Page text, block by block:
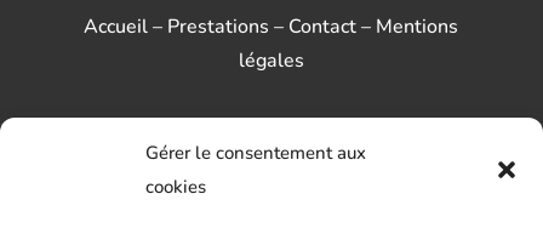
Gérer le consentement aux
cookies
Accueil– Prestations – Contact– Mentions
légales
RÉALISATION